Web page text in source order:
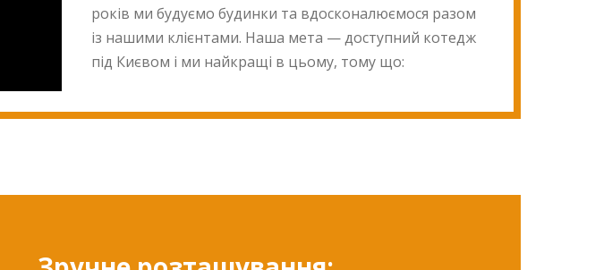
років ми будуємо будинки та вдосконалюємося разом
із нашими клієнтами. Наша мета — доступний котедж
під Києвом і ми найкращі в цьому, тому що: